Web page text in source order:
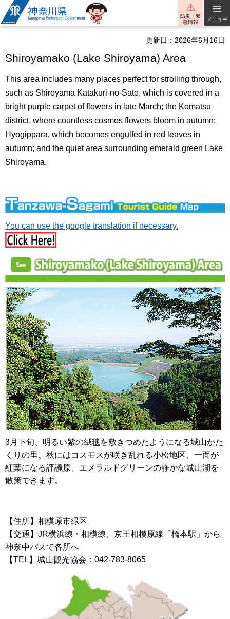
神奈川県
防災・緊
急情報
メニュー
更新日：2026年6月16日
Shiroyamako (Lake Shiroyama) Area
This area includes many places perfect for strolling through,
such as Shiroyama Katakuri-no-Sato, which is covered in a
bright purple carpet of flowers in late March; the Komatsu
district, where countless cosmos flowers bloom in autumn;
Hyogippara, which becomes engulfed in red leaves in
autumn; and the quiet area surrounding emerald green Lake
Shiroyama.
You can use the google translation if necessary.
3月下旬、明るい紫の絨毯を敷きつめたようになる城山かた
くりの里、秋にはコスモスが咲き乱れる小松地区、一面が
紅葉になる評議原、エメラルドグリーンの静かな城山湖を
散策できます。
【住所】相模原市緑区
【交通】JR横浜線・相模線、京王相模原線「橋本駅」から
神奈中バスで各所へ
【TEL】城山観光協会：042-783-8065